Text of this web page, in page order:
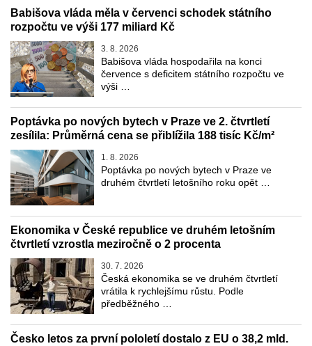
Babišova vláda měla v červenci schodek státního
rozpočtu ve výši 177 miliard Kč
3. 8. 2026
Babišova vláda hospodařila na konci
července s deficitem státního rozpočtu ve
výši …
Poptávka po nových bytech v Praze ve 2. čtvrtletí
zesílila: Průměrná cena se přiblížila 188 tisíc Kč/m²
1. 8. 2026
Poptávka po nových bytech v Praze ve
druhém čtvrtletí letošního roku opět …
Ekonomika v České republice ve druhém letošním
čtvrtletí vzrostla meziročně o 2 procenta
30. 7. 2026
Česká ekonomika se ve druhém čtvrtletí
vrátila k rychlejšímu růstu. Podle
předběžného …
Česko letos za první pololetí dostalo z EU o 38,2 mld.